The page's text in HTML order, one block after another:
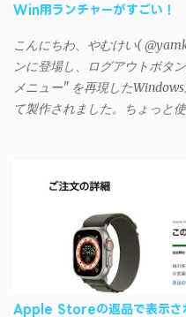
に設定する （念のため）再起
すれば完了 一度この手順を
もOKだ。これでWi-Fiを使っ
接続による同期については、
おり、現時点で使えないよう
iSyncrを活用することで、
ートフォンに移行したい場合
Win用ランチャーがすごい！
こんにちわ、やむけい(
ンに登場し、ログアウトボタ
メニュー" を再現した
て製作されました。ちょっと
す・・・。カッコイイ！！ 開
SAO Utilities Project –
1. 開発ページ のDownloadsの
をダウンロードする。
Win8）に対応です。 （ ◆自
ト版かを確認したい ） 2.ダウ
Apple Storeの返品で表示さ